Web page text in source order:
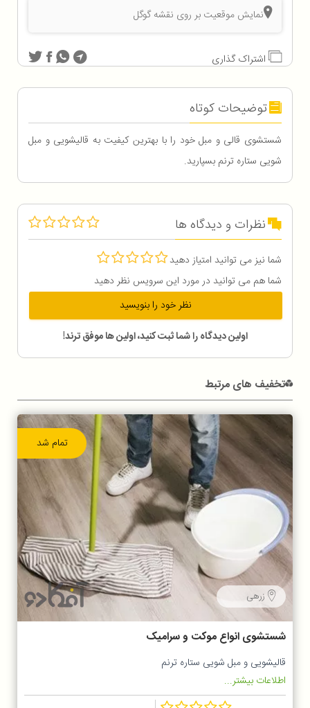
نمایش موقعیت بر روی نقشه گوگل
اشتراک گذاری
توضیحات کوتاه
شستشوی قالی و مبل خود را با بهترین کیفیت به قالیشویی و مبل
شویی ستاره ترنم بسپارید.
نظرات و دیدگاه ها
شما نیز می توانید امتیاز دهید
شما هم می توانید در مورد این سرویس نظر دهید
نظر خود را بنویسید
اولین دیدگاه را شما ثبت کنید، اولین ها موفق ترند!
تخفیف های مرتبط
تمام شد
زرهی
شستشوی انواع موکت و سرامیک
قالیشویی و مبل شویی ستاره ترنم
اطلاعات بیشتر...